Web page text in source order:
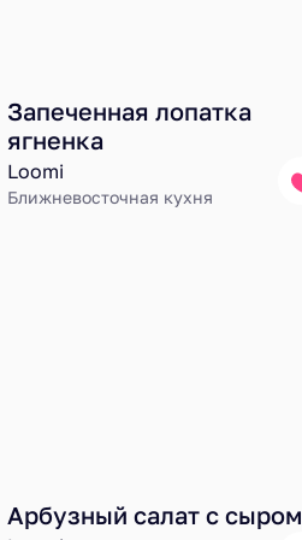
Запеченная лопатка
ягненка
Loomi
Ближневосточная кухня
Арбузный салат с сыром